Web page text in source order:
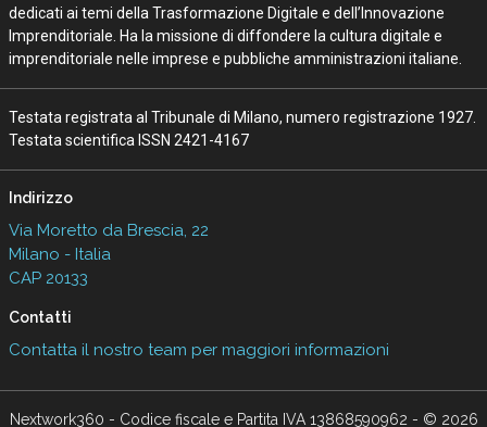
dedicati ai temi della Trasformazione Digitale e dell’Innovazione
Imprenditoriale. Ha la missione di diffondere la cultura digitale e
imprenditoriale nelle imprese e pubbliche amministrazioni italiane.
Testata registrata al Tribunale di Milano, numero registrazione 1927.
Testata scientifica ISSN 2421-4167
Indirizzo
Via Moretto da Brescia, 22
Milano - Italia
CAP 20133
Contatti
Contatta il nostro team per maggiori informazioni
Nextwork360 - Codice fiscale e Partita IVA 13868590962 - © 2026